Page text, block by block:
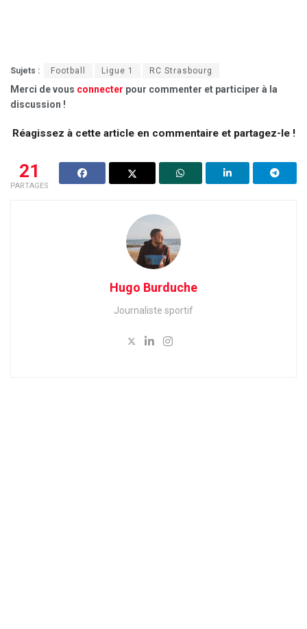
Sujets : Football Ligue 1 RC Strasbourg
Merci de vous connecter pour commenter et participer à la
discussion !
Réagissez à cette article en commentaire et partagez-le !
21
PARTAGES
Hugo Burduche
Journaliste sportif